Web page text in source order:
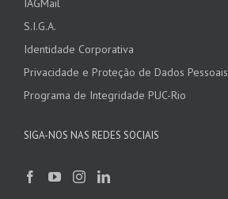
IAGMail
S.I.G.A.
Identidade Corporativa
Privacidade e Proteção de Dados Pessoais
Programa de Integridade PUC-Rio
SIGA-NOS NAS REDES SOCIAIS